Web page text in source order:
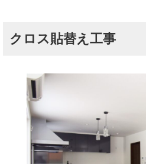
クロス貼替え工事